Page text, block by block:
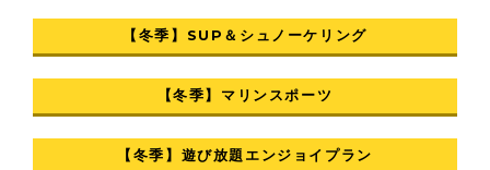
【冬季】SUP＆シュノーケリング
【冬季】マリンスポーツ
【冬季】遊び放題エンジョイプラン